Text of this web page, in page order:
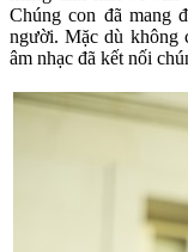
Chúng con đã mang
người. Mặc dù không
âm nhạc đã kết nối